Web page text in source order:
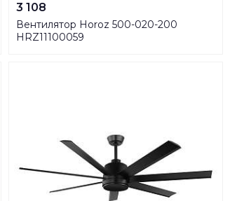
3 108
Вентилятор Horoz 500-020-200
HRZ11100059